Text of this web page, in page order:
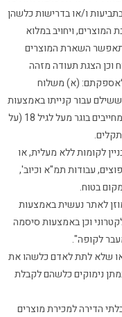
ו/או בדרישות כלשהן
ויחויב במלוא
השארת המוצרים
וכן הצגת תעודה מזהה
(א) משלוח
עבור קנייתו באמצעות
כרטיס אשראי, (ג) הזמנה שמכילה מוצרים המחייבים בוגר מעל לגיל 18 (על
לקומות ללא מעלית, או
עבודות תמ"א וכיוב',
בטוח.
לאתר נעשית באמצעות
וכן באמצעות סיסמה
לקופה".
שלא לתת לאדם כלשהו את
נימוקים כלשהם לקבלת
הדירה למכירת מוצרים